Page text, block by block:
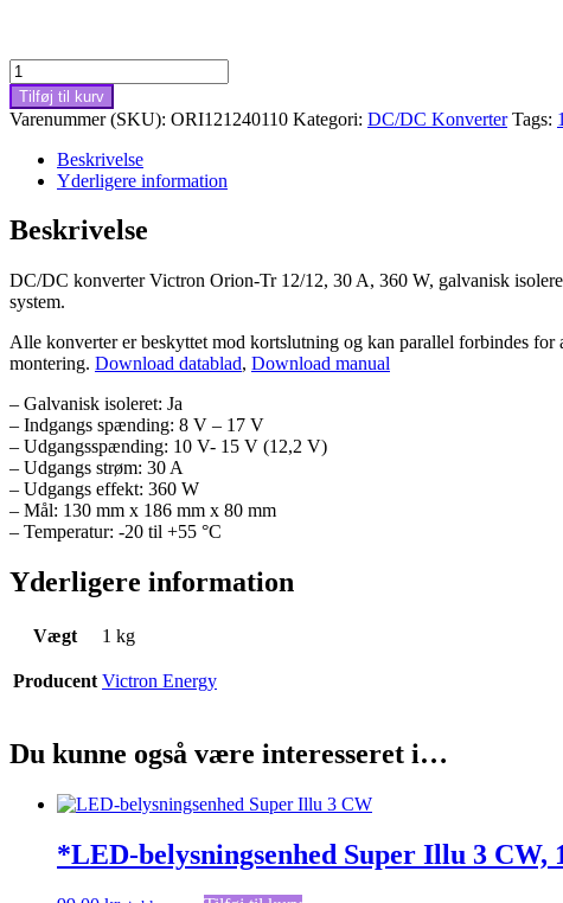
DC/DC
konverter
Victron
Orion-
12/12,
360W,
isoleret
Tilføj til kurv
Varenummer (SKU): ORI121240110 Kategori: DC/DC Konverter Tags:
Beskrivelse
Yderligere information
Beskrivelse
DC/DC konverter Victron Orion-Tr 12/12, 30 A, 360 W, galvanisk
system.
Alle konverter er beskyttet mod kortslutning og kan parallel forbindes
montering. Download datablad, Download manual
– Galvanisk isoleret: Ja
– Indgangs spænding: 8 V – 17 V
– Udgangsspænding: 10 V- 15 V (12,2 V)
– Udgangs strøm: 30 A
– Udgangs effekt: 360 W
– Mål: 130 mm x 186 mm x 80 mm
– Temperatur: -20 til +55 °C
Yderligere information
Vægt 1 kg
Producent Victron Energy
Du kunne også være interesseret i…
*LED-belysningsenhed Super Illu 3 CW,